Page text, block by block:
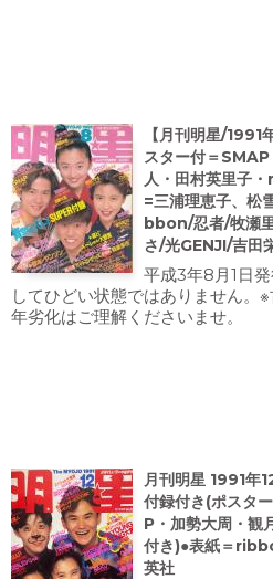
【月刊明星/1991
スター付＝SMAP
人・田村英里子
=三浦理恵子、松
bbon/忍者/牧瀬
さ/光GENJI/吉田
平成3年8月1日
してひどい状態ではありません。
年劣化はご理解くださいませ。
月刊明星 1991年
付録付き(ポスタ
P・加勢大周・観
付き)●表紙＝
英社